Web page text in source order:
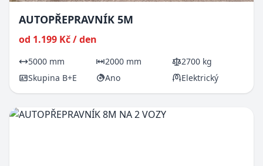
AUTOPŘEPRAVNÍK 5M
od 1.199 Kč / den
5000 mm 2000 mm
2700 kg
Skupina B+E
Ano Elektrický